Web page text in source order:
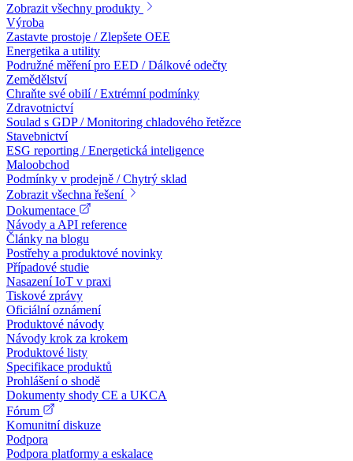
Zobrazit všechny produkty
Výroba
Zastavte prostoje / Zlepšete OEE
Energetika a utility
Podružné měření pro EED / Dálkové odečty
Zemědělství
Chraňte své obilí / Extrémní podmínky
Zdravotnictví
Soulad s GDP / Monitoring chladového řetězce
Stavebnictví
ESG reporting / Energetická inteligence
Maloobchod
Podmínky v prodejně / Chytrý sklad
Zobrazit všechna řešení
Dokumentace
Návody a API reference
Články na blogu
Postřehy a produktové novinky
Případové studie
Nasazení IoT v praxi
Tiskové zprávy
Oficiální oznámení
Produktové návody
Návody krok za krokem
Produktové listy
Specifikace produktů
Prohlášení o shodě
Dokumenty shody CE a UKCA
Fórum
Komunitní diskuze
Podpora
Podpora platformy a eskalace